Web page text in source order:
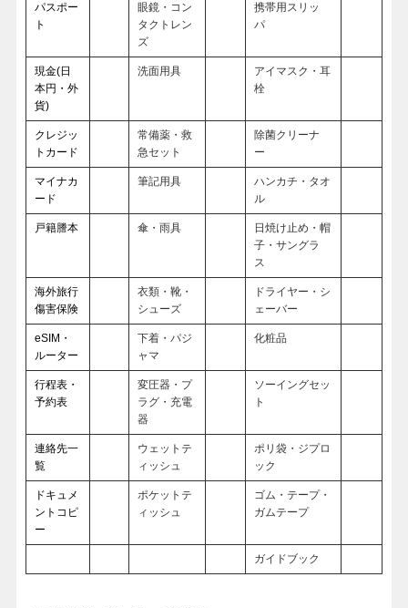
パスポー
ト
眼鏡・コン
タクトレン
ズ
携帯用スリッ
パ
現金(日
本円・外
貨)
洗面用具
アイマスク・耳
栓
クレジッ
トカード
常備薬・救
急セット
除菌クリーナ
ー
マイナカ
ード
筆記用具
ハンカチ・タオ
ル
戸籍謄本 傘・雨具
日焼け止め・帽
子・サングラ
ス
海外旅行
傷害保険
衣類・靴・
シューズ
ドライヤー・シ
ェーバー
eSIM・
ルーター
下着・パジ
ャマ
化粧品
行程表・
予約表
変圧器・プ
ラグ・充電
器
ソーイングセッ
ト
連絡先一
覧
ウェットテ
ィッシュ
ポリ袋・ジプロ
ック
ドキュメ
ントコピ
ー
ポケットテ
ィッシュ
ゴム・テープ・
ガムテープ
ガイドブック